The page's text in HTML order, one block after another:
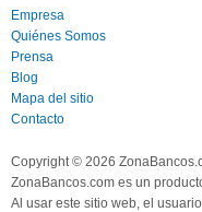
Empresa
Quiénes Somos
Prensa
Blog
Mapa del sitio
Contacto
Copyright © 2026
ZonaBancos.com es un
Al usar este sitio web, el